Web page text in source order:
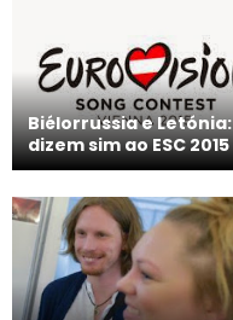
Biélorrussia e Letónia:
dizem sim ao ESC 2015